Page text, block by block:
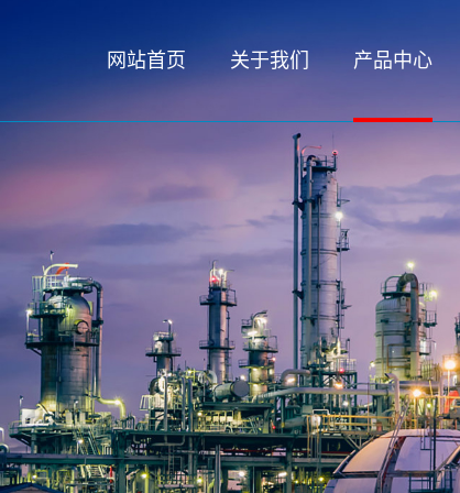
网站首页 关于我们 产品中心